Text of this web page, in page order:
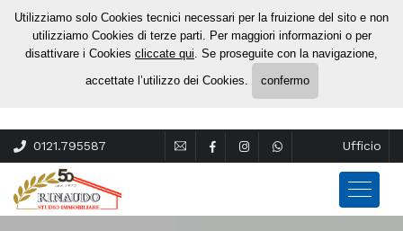
Utilizziamo solo Cookies tecnici necessari per la fruizione del sito e non
utilizziamo Cookies di terze parti. Per maggiori informazioni o per
disattivare i Cookies cliccate qui. Se proseguite con la navigazione,
accettate l’utilizzo dei Cookies.
confermo
0121.795587 Ufficio